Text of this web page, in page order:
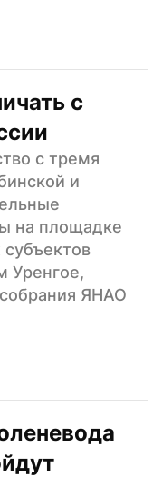
с
с тремя
и
на площадке
субъектов
Уренгое,
ЯНАО